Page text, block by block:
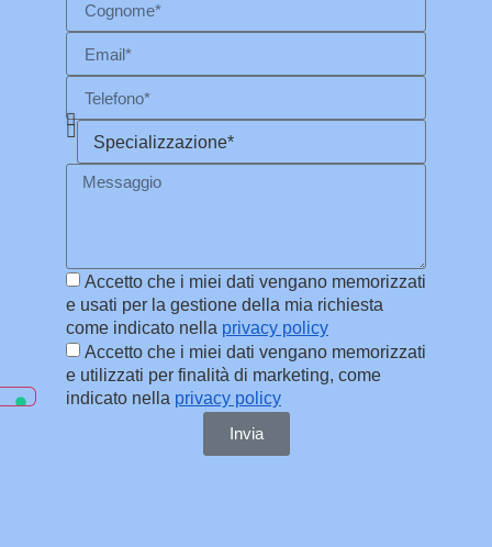
Accetto che i miei dati vengano memorizzati
e usati per la gestione della mia richiesta
come indicato nella privacy policy
Accetto che i miei dati vengano memorizzati
e utilizzati per finalità di marketing, come
indicato nella privacy policy
Invia